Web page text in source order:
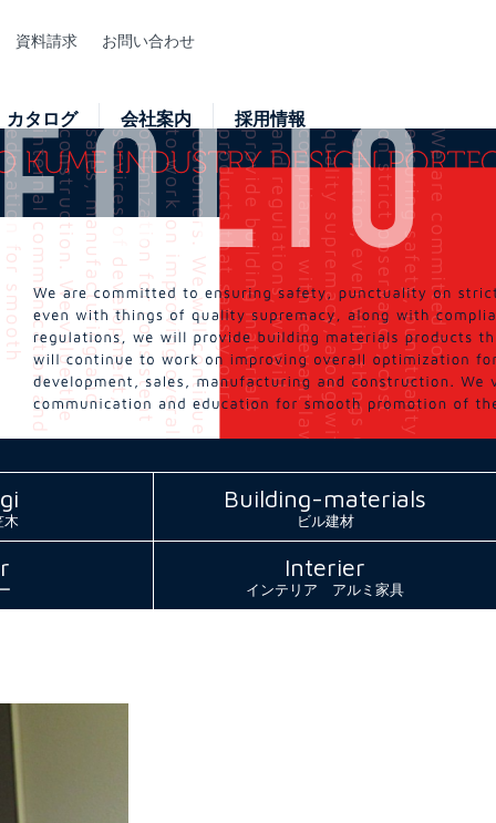
資料請求 お問い合わせ
カタログ 会社案内 採用情報
木
Building-materials
ビル建材
Interier
インテリア アルミ家具